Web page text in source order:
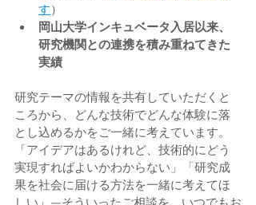
す）
岡山大学インキュベータ入居以来、
研究機関との連携を積み重ねてきた
実績
研究テーマの情報を共有していただくと
ころから、どんな技術でどんな体験に落
とし込めるかをご一緒に考えています。
「アイデアはあるけれど、技術的にどう
実現すればよいかわからない」「研究成
果を社会に届ける方法を一緒に考えてほ